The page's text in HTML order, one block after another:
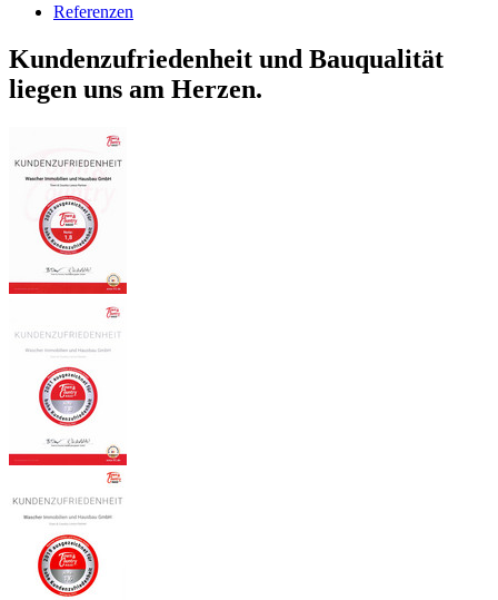
Referenzen
Kundenzufriedenheit und Bauqualität
liegen uns am Herzen.